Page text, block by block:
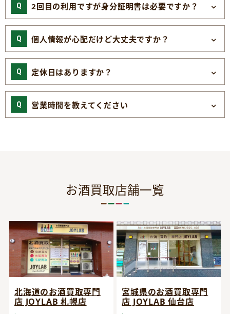
2回目の利用ですが身分証明書は必要ですか？
個人情報が心配だけど大丈夫ですか？
定休日はありますか？
営業時間を教えてください
お酒買取店舗一覧
北海道のお酒買取専門
店 JOYLAB 札幌店
宮城県のお酒買取専門
店 JOYLAB 仙台店